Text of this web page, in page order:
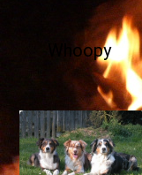
Whoopy